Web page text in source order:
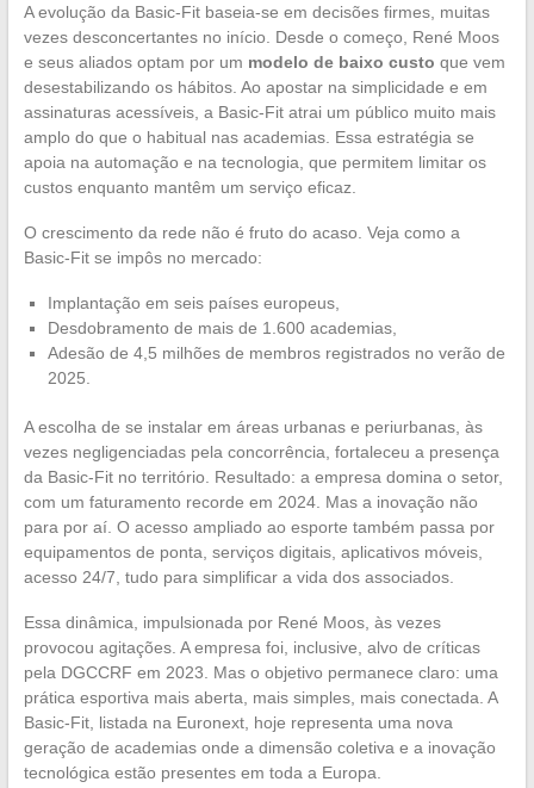
A evolução da Basic-Fit baseia-se em decisões firmes, muitas
vezes desconcertantes no início. Desde o começo, René Moos
e seus aliados optam por um modelo de baixo custo que vem
desestabilizando os hábitos. Ao apostar na simplicidade e em
assinaturas acessíveis, a Basic-Fit atrai um público muito mais
amplo do que o habitual nas academias. Essa estratégia se
apoia na automação e na tecnologia, que permitem limitar os
custos enquanto mantêm um serviço eficaz.
O crescimento da rede não é fruto do acaso. Veja como a
Basic-Fit se impôs no mercado:
Implantação em seis países europeus,
Desdobramento de mais de 1.600 academias,
Adesão de 4,5 milhões de membros registrados no verão de
2025.
A escolha de se instalar em áreas urbanas e periurbanas, às
vezes negligenciadas pela concorrência, fortaleceu a presença
da Basic-Fit no território. Resultado: a empresa domina o setor,
com um faturamento recorde em 2024. Mas a inovação não
para por aí. O acesso ampliado ao esporte também passa por
equipamentos de ponta, serviços digitais, aplicativos móveis,
acesso 24/7, tudo para simplificar a vida dos associados.
Essa dinâmica, impulsionada por René Moos, às vezes
provocou agitações. A empresa foi, inclusive, alvo de críticas
pela DGCCRF em 2023. Mas o objetivo permanece claro: uma
prática esportiva mais aberta, mais simples, mais conectada. A
Basic-Fit, listada na Euronext, hoje representa uma nova
geração de academias onde a dimensão coletiva e a inovação
tecnológica estão presentes em toda a Europa.